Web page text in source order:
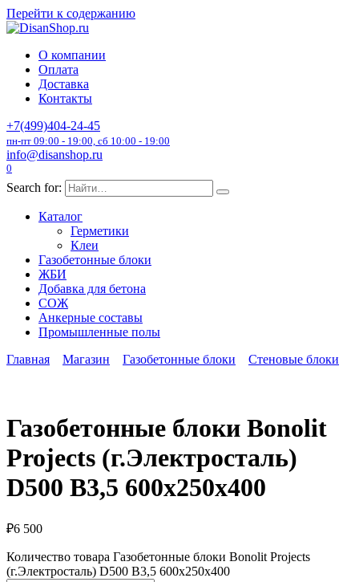
Перейти к содержанию
О компании
Оплата
Доставка
Контакты
+7(499)404-24-45
пн-пт 09:00 - 19:00, сб 10:00 - 19:00
info@disanshop.ru
0
Search for:
Каталог
Герметики
Клеи
Газобетонные блоки
ЖБИ
Добавка для бетона
СОЖ
Анкерные составы
Промышленные полы
Главная
Магазин Газобетонные блоки Стеновые блоки
Газобетонные блоки Bonolit
Projects (г.Электросталь)
D500 B3,5 600х250х400
₽6 500
Количество товара Газобетонные блоки Bonolit Projects
(г.Электросталь) D500 B3,5 600х250х400